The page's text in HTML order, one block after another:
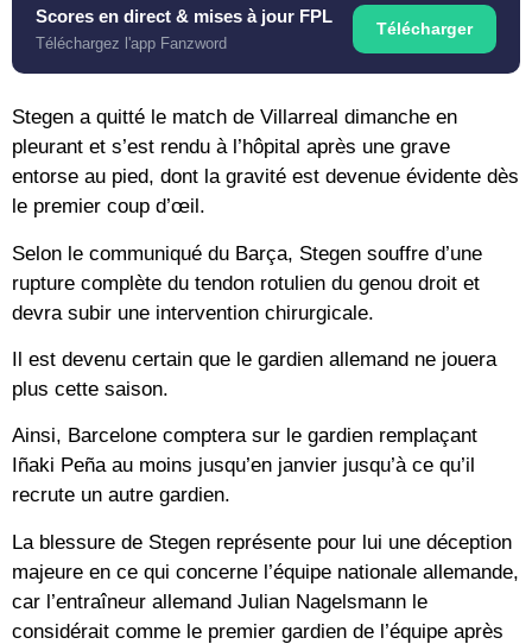
Scores en direct & mises à jour FPL
Téléchargez l'app Fanzword
Télécharger
Stegen a quitté le match de Villarreal dimanche en
pleurant et s’est rendu à l’hôpital après une grave
entorse au pied, dont la gravité est devenue évidente dès
le premier coup d’œil.
Selon le communiqué du Barça, Stegen souffre d’une
rupture complète du tendon rotulien du genou droit et
devra subir une intervention chirurgicale.
Il est devenu certain que le gardien allemand ne jouera
plus cette saison.
Ainsi, Barcelone comptera sur le gardien remplaçant
Iñaki Peña au moins jusqu’en janvier jusqu’à ce qu’il
recrute un autre gardien.
La blessure de Stegen représente pour lui une déception
majeure en ce qui concerne l’équipe nationale allemande,
car l’entraîneur allemand Julian Nagelsmann le
considérait comme le premier gardien de l’équipe après